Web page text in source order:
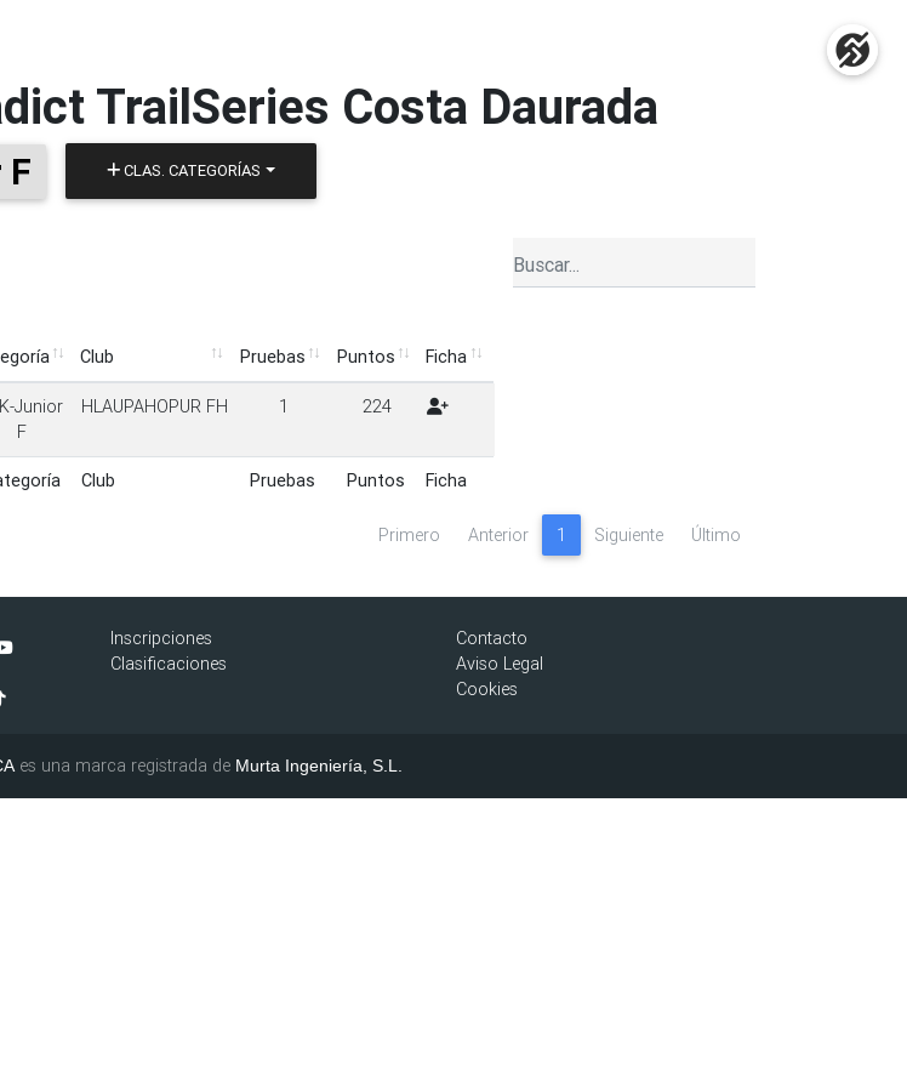
TrailSeries Costa Daurada
CLAS. CATEGORÍAS
Club Pruebas Puntos
Ficha
Club Pruebas Puntos Ficha
Club Pruebas Puntos Ficha
Junior
F
HLAUPAHOPUR FH 1 224
Club Pruebas Puntos Ficha
Primero Anterior 1 Siguiente Último
Inscripciones
Clasificaciones
Contacto
Aviso Legal
Cookies
es una marca registrada de Murta Ingeniería, S.L.